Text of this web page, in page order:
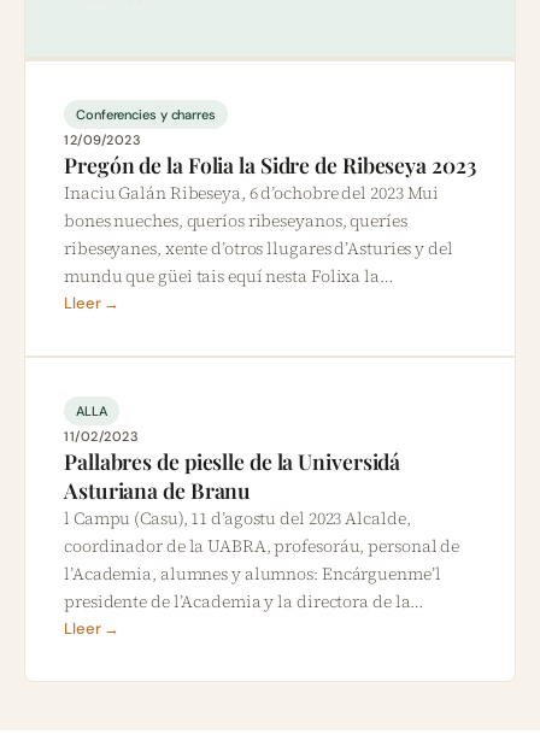
Conferencies y charres
12/09/2023
Pregón de la Folia la Sidre de Ribeseya 2023
Inaciu Galán Ribeseya, 6 d’ochobre del 2023 Mui
bones nueches, queríos ribeseyanos, queríes
ribeseyanes, xente d’otros llugares d’Asturies y del
mundu que güei tais equí nesta Folixa la…
Lleer →
ALLA
11/02/2023
Pallabres de pieslle de la Universidá
Asturiana de Branu
l Campu (Casu), 11 d’agostu del 2023 Alcalde,
coordinador de la UABRA, profesoráu, personal de
l’Academia, alumnes y alumnos: Encárguenme’l
presidente de l’Academia y la directora de la…
Lleer →